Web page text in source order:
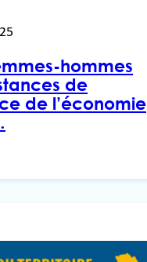
hommes
de
de l’économie